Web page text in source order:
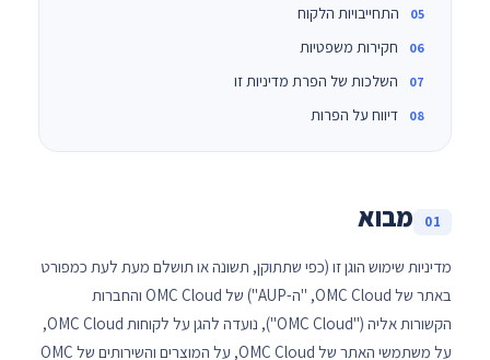
התחייבויות הלקוח
חקירות משפטיות
השלכות של הפרת מדיניות זו
דיווח על הפרות
01 מבוא
מדיניות שימוש הוגן זו (כפי שתתוקן, תשונה או תושלם מעת לעת כמפורט
באתר של OMC Cloud, "ה-AUP") של OMC Cloud והחברות
הקשורות אליה ("OMC Cloud"), נועדה להגן על לקוחות OMC Cloud,
על משתמשי האתר של OMC Cloud, על המוצרים והשירותים של OMC